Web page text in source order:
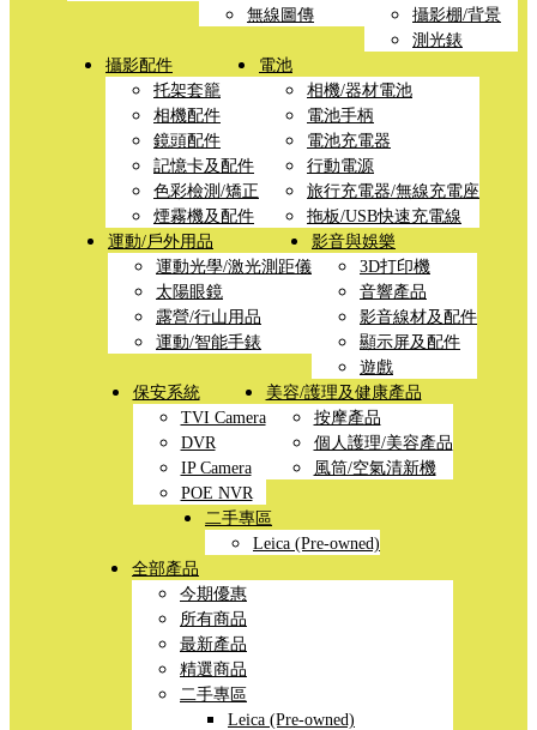
無線圖傳
攝影棚/背景
測光錶
攝影配件
托架套籠
相機配件
鏡頭配件
記憶卡及配件
色彩檢測/矯正
煙霧機及配件
電池
相機/器材電池
電池手柄
電池充電器
行動電源
旅行充電器/無線充電座
拖板/USB快速充電線
運動/戶外用品
運動光學/激光測距儀
太陽眼鏡
露營/行山用品
運動/智能手錶
影音與娛樂
3D打印機
音響產品
影音線材及配件
顯示屏及配件
遊戲
保安系統
TVI Camera
DVR
IP Camera
POE NVR
美容/護理及健康產品
按摩產品
個人護理/美容產品
風筒/空氣清新機
二手專區
Leica (Pre-owned)
全部產品
今期優惠
所有商品
最新產品
精選商品
二手專區
Leica (Pre-owned)